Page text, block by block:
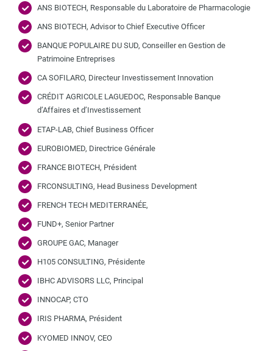
ANS BIOTECH, Responsable du Laboratoire de Pharmacologie
ANS BIOTECH, Advisor to Chief Executive Officer
BANQUE POPULAIRE DU SUD, Conseiller en Gestion de
Patrimoine Entreprises
CA SOFILARO, Directeur Investissement Innovation
CRÉDIT AGRICOLE LAGUEDOC, Responsable Banque
d’Affaires et d’Investissement
ETAP-LAB, Chief Business Officer
EUROBIOMED, Directrice Générale
FRANCE BIOTECH, Président
FRCONSULTING, Head Business Development
FRENCH TECH MEDITERRANÉE,
FUND+, Senior Partner
GROUPE GAC, Manager
H105 CONSULTING, Présidente
IBHC ADVISORS LLC, Principal
INNOCAP, CTO
IRIS PHARMA, Président
KYOMED INNOV, CEO